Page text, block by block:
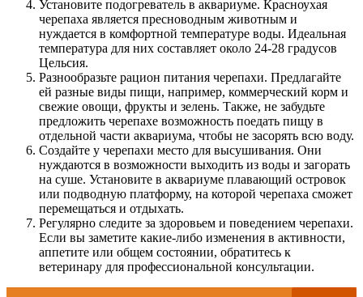
Установите подогреватель в аквариуме. Красноухая
черепаха является пресноводным животным и
нуждается в комфортной температуре воды. Идеальная
температура для них составляет около 24-28 градусов
Цельсия.
Разнообразьте рацион питания черепахи. Предлагайте
ей разные виды пищи, например, коммерческий корм и
свежие овощи, фрукты и зелень. Также, не забудьте
предложить черепахе возможность поедать пищу в
отдельной части аквариума, чтобы не засорять всю воду.
Создайте у черепахи место для высушивания. Они
нуждаются в возможности выходить из воды и загорать
на суше. Установите в аквариуме плавающий островок
или подводную платформу, на которой черепаха сможет
перемещаться и отдыхать.
Регулярно следите за здоровьем и поведением черепахи.
Если вы заметите какие-либо изменения в активности,
аппетите или общем состоянии, обратитесь к
ветеринару для профессиональной консультации.